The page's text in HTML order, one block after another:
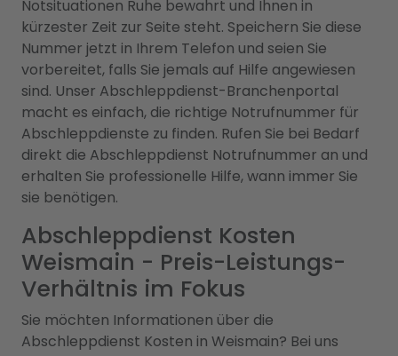
Notsituationen Ruhe bewahrt und Ihnen in
kürzester Zeit zur Seite steht. Speichern Sie diese
Nummer jetzt in Ihrem Telefon und seien Sie
vorbereitet, falls Sie jemals auf Hilfe angewiesen
sind. Unser Abschleppdienst-Branchenportal
macht es einfach, die richtige Notrufnummer für
Abschleppdienste zu finden. Rufen Sie bei Bedarf
direkt die Abschleppdienst Notrufnummer an und
erhalten Sie professionelle Hilfe, wann immer Sie
sie benötigen.
Abschleppdienst Kosten
Weismain - Preis-Leistungs-
Verhältnis im Fokus
Sie möchten Informationen über die
Abschleppdienst Kosten in Weismain? Bei uns